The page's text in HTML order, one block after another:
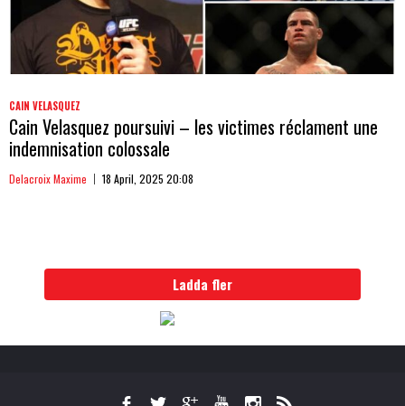
CAIN VELASQUEZ
Cain Velasquez poursuivi – les victimes réclament une
indemnisation colossale
Delacroix Maxime 18 April, 2025 20:08
Ladda fler